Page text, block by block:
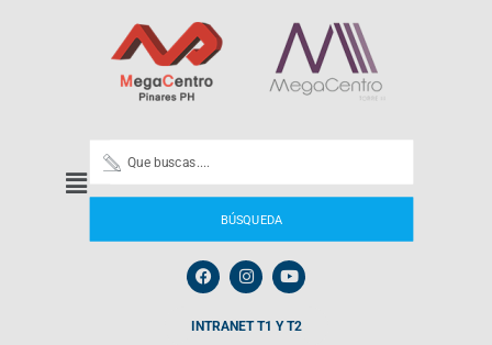
BÚSQUEDA
INTRANET T1 Y T2